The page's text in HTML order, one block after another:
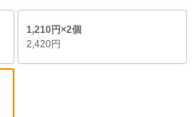
1,210円×2個
2,420円